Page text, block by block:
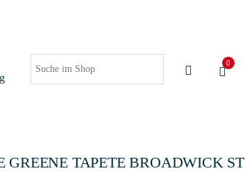
0
GREENE TAPETE BROADWICK ST